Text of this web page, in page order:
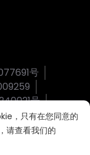
，只有在您同意的
请查看我们的
号
号
产品功能